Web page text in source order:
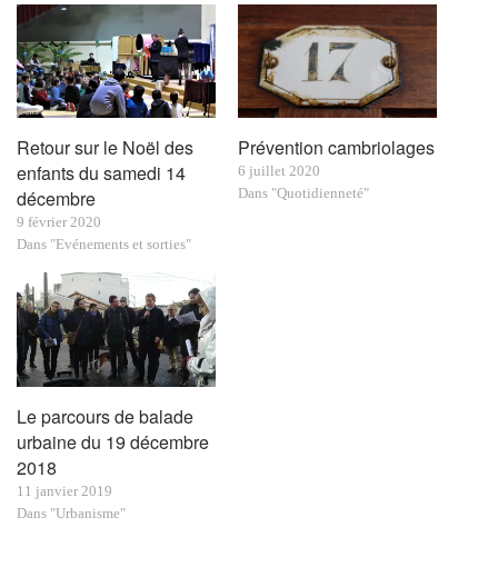
Retour sur le Noël des
enfants du samedi 14
décembre
9 février 2020
Dans "Evénements et sorties"
Prévention cambriolages
6 juillet 2020
Dans "Quotidienneté"
Le parcours de balade
urbaine du 19 décembre
2018
11 janvier 2019
Dans "Urbanisme"